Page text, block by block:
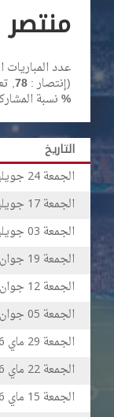
عدد المباريات
إنتصار :78
, )
نسبة20 %
التاريخ
الجمعة24
الجمعة17
الجمعة 03
الجمعة 19 جوان
الجمعة12 جوان
الجمعة 05 جوان
الجمعة 29 ماي
الجمعة22 ماي
الجمعة 15 ماي